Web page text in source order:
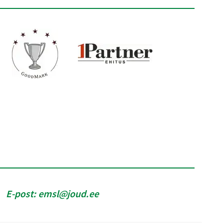
E-post:emsl@joud.ee